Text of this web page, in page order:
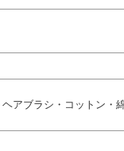
アブラシ・コットン・